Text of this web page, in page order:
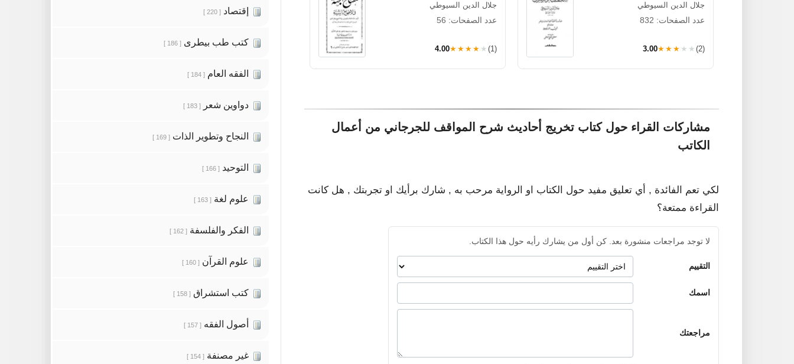
جلال الدين السيوطي
عدد الصفحات: 832
3.00★★★★★ (2)
جلال الدين السيوطي
عدد الصفحات: 56
4.00★★★★★ (1)
مشاركات القراء حول كتاب تخريج أحاديث شرح المواقف للجرجاني من أعمال
الكاتب
لكي تعم الفائدة , أي تعليق مفيد حول الكتاب او الرواية مرحب به , شارك برأيك او تجربتك , هل كانت
القراءة ممتعة؟
لا توجد مراجعات منشورة بعد. كن أول من يشارك رأيه حول هذا الكتاب.
التقييم
اسمك
مراجعتك
إقتصاد [ 220 ]
كتب طب بيطرى [ 186 ]
الفقه العام [ 184 ]
دواوين شعر [ 183 ]
النجاح وتطوير الذات [ 169 ]
التوحيد [ 166 ]
علوم لغة [ 163 ]
الفكر والفلسفة [ 162 ]
علوم القرآن [ 160 ]
كتب استشراق [ 158 ]
أصول الفقه [ 157 ]
غير مصنفة [ 154 ]